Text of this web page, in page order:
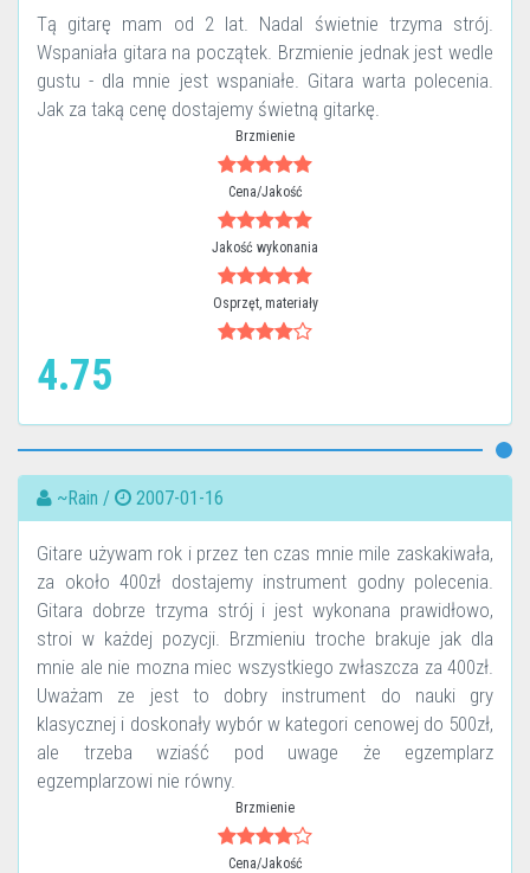
Tą gitarę mam od 2 lat. Nadal świetnie trzyma strój.
Wspaniała gitara na początek. Brzmienie jednak jest wedle
gustu - dla mnie jest wspaniałe. Gitara warta polecenia.
Jak za taką cenę dostajemy świetną gitarkę.
Brzmienie
Cena/Jakość
Jakość wykonania
Osprzęt, materiały
4.75
~Rain / 2007-01-16
Gitare używam rok i przez ten czas mnie mile zaskakiwała,
za około 400zł dostajemy instrument godny polecenia.
Gitara dobrze trzyma strój i jest wykonana prawidłowo,
stroi w każdej pozycji. Brzmieniu troche brakuje jak dla
mnie ale nie mozna miec wszystkiego zwłaszcza za 400zł.
Uważam ze jest to dobry instrument do nauki gry
klasycznej i doskonały wybór w kategori cenowej do 500zł,
ale trzeba wziaść pod uwage że egzemplarz
egzemplarzowi nie równy.
Brzmienie
Cena/Jakość